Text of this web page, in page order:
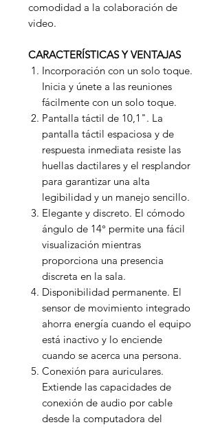
comodidad a la colaboración de
video.
CARACTERÍSTICAS Y VENTAJAS
Incorporación con un solo toque.
Inicia y únete a las reuniones
fácilmente con un solo toque.
Pantalla táctil de 10,1". La
pantalla táctil espaciosa y de
respuesta inmediata resiste las
huellas dactilares y el resplandor
para garantizar una alta
legibilidad y un manejo sencillo.
Elegante y discreto. El cómodo
ángulo de 14° permite una fácil
visualización mientras
proporciona una presencia
discreta en la sala.
Disponibilidad permanente. El
sensor de movimiento integrado
ahorra energía cuando el equipo
está inactivo y lo enciende
cuando se acerca una persona.
Conexión para auriculares.
Extiende las capacidades de
conexión de audio por cable
desde la computadora del